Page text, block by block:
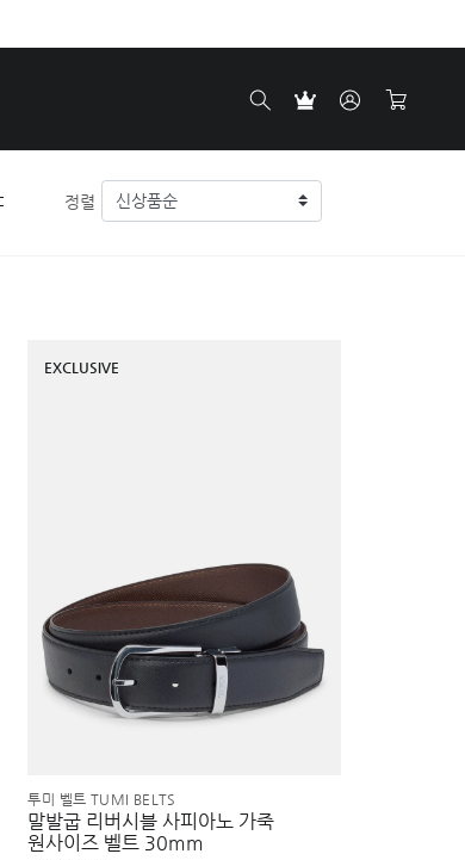
정렬
EXCLUSIVE
투미 벨트 TUMI BELTS
말발굽 리버시블 사피아노 가죽
원사이즈 벨트 30mm